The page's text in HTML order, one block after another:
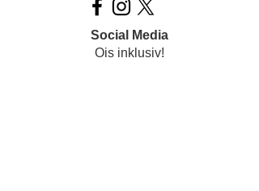
Social Media
Ois inklusiv!